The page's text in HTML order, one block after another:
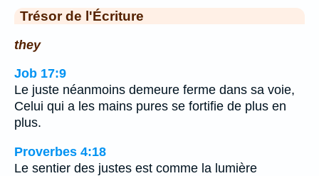
Trésor de l'Écriture
they
Job 17:9
Le juste néanmoins demeure ferme dans sa voie,
Celui qui a les mains pures se fortifie de plus en
plus.
Proverbes 4:18
Le sentier des justes est comme la lumière